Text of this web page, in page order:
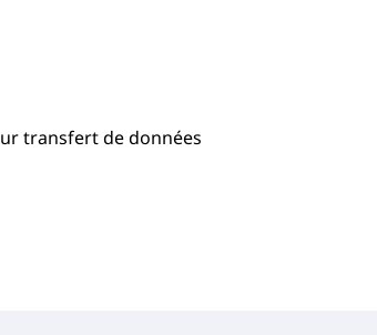
transfert de données